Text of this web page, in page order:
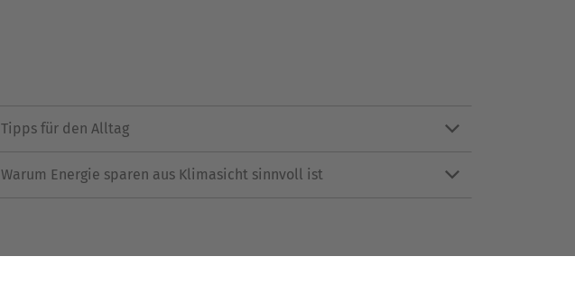
Tipps für den Alltag
Warum Energie sparen aus Klimasicht sinnvoll ist